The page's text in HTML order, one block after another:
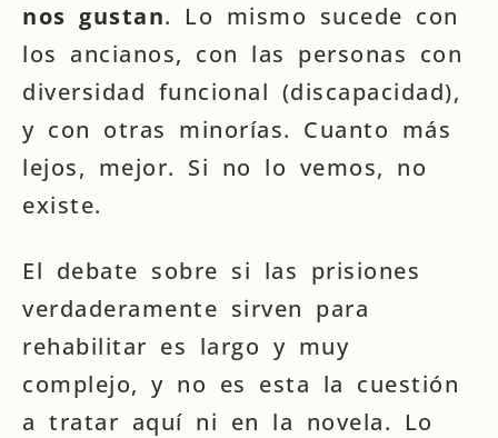
nos gustan. Lo mismo sucede con
los ancianos, con las personas con
diversidad funcional (discapacidad),
y con otras minorías. Cuanto más
lejos, mejor. Si no lo vemos, no
existe.
El debate sobre si las prisiones
verdaderamente sirven para
rehabilitar es largo y muy
complejo, y no es esta la cuestión
a tratar aquí ni en la novela. Lo